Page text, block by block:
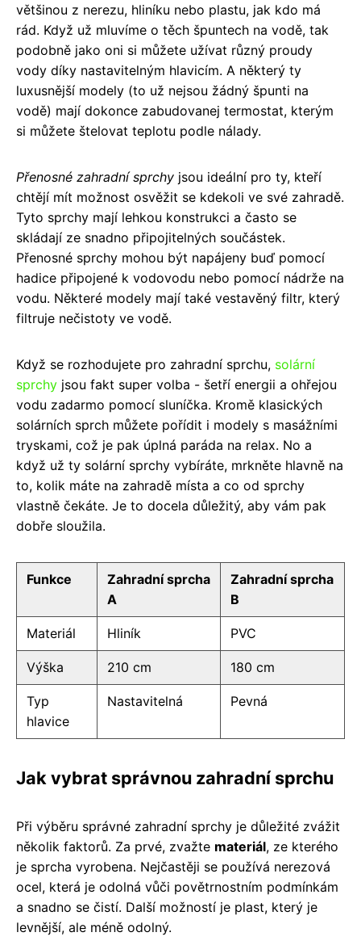
většinou z nerezu, hliníku nebo plastu, jak kdo má
rád. Když už mluvíme o těch špuntech na vodě, tak
podobně jako oni si můžete užívat různý proudy
vody díky nastavitelným hlavicím. A některý ty
luxusnější modely (to už nejsou žádný špunti na
vodě) mají dokonce zabudovanej termostat, kterým
si můžete štelovat teplotu podle nálady.
Přenosné zahradní sprchy jsou ideální pro ty, kteří
chtějí mít možnost osvěžit se kdekoli ve své zahradě.
Tyto sprchy mají lehkou konstrukci a často se
skládají ze snadno připojitelných součástek.
Přenosné sprchy mohou být napájeny buď pomocí
hadice připojené k vodovodu nebo pomocí nádrže na
vodu. Některé modely mají také vestavěný filtr, který
filtruje nečistoty ve vodě.
Když se rozhodujete pro zahradní sprchu, solární
sprchy jsou fakt super volba - šetří energii a ohřejou
vodu zadarmo pomocí sluníčka. Kromě klasických
solárních sprch můžete pořídit i modely s masážními
tryskami, což je pak úplná paráda na relax. No a
když už ty solární sprchy vybíráte, mrkněte hlavně na
to, kolik máte na zahradě místa a co od sprchy
vlastně čekáte. Je to docela důležitý, aby vám pak
dobře sloužila.
Funkce
Zahradní sprcha
A
Zahradní sprcha
B
Materiál Hliník PVC
Výška 210 cm 180 cm
Typ
hlavice
Nastavitelná Pevná
Jak vybrat správnou zahradní sprchu
Při výběru správné zahradní sprchy je důležité zvážit
několik faktorů. Za prvé, zvažte materiál, ze kterého
je sprcha vyrobena. Nejčastěji se používá nerezová
ocel, která je odolná vůči povětrnostním podmínkám
a snadno se čistí. Další možností je plast, který je
levnější, ale méně odolný.